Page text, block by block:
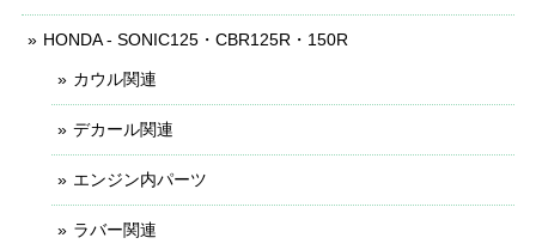
HONDA - SONIC125・CBR125R・150R
カウル関連
デカール関連
エンジン内パーツ
ラバー関連